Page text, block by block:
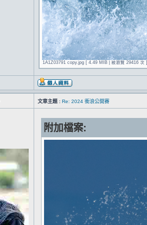
1A1Z03791 copy.jpg [ 4.49 MIB | 被瀏覽 29416 次 ]
文章主題 : Re: 2024 衝浪公開賽
附加檔案: